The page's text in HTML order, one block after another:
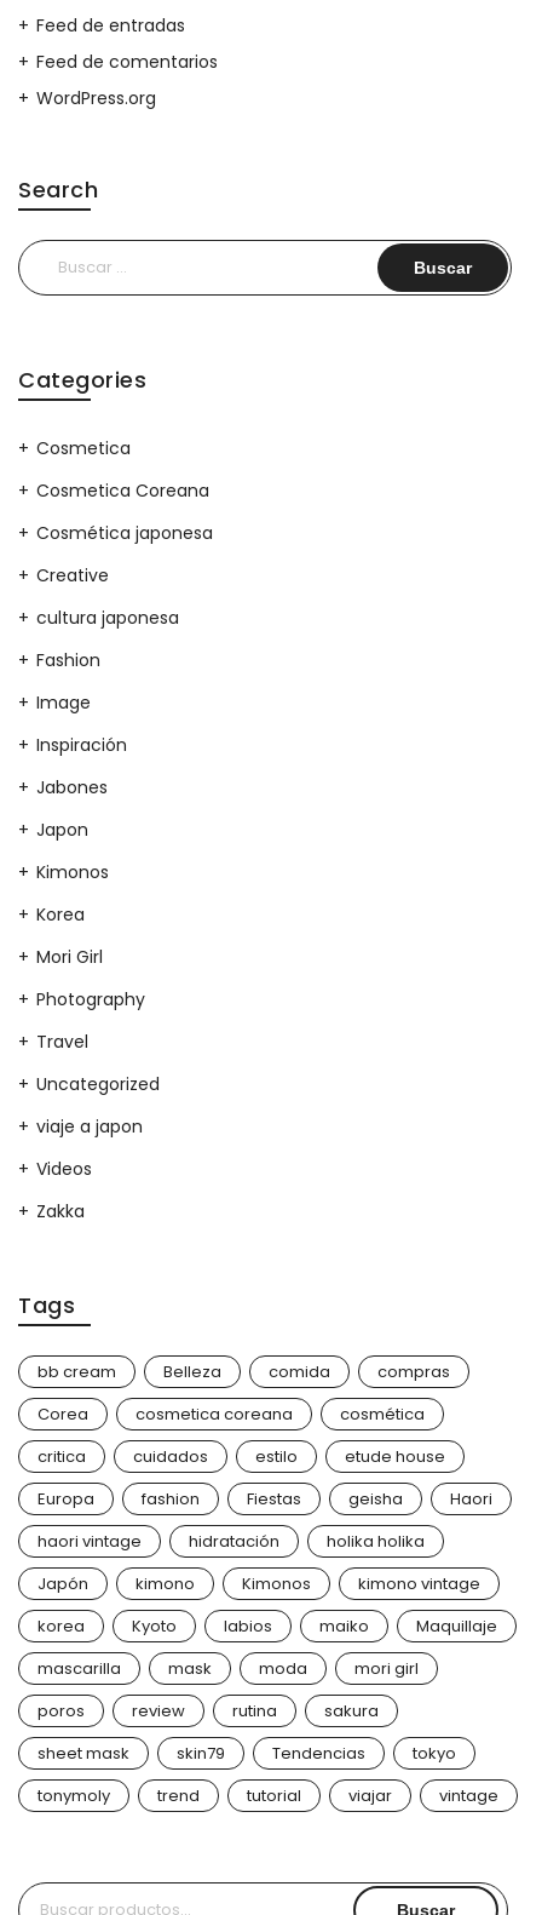
Feed de entradas
Feed de comentarios
WordPress.org
Search
Buscar:
Categories
Cosmetica
Cosmetica Coreana
Cosmética japonesa
Creative
cultura japonesa
Fashion
Image
Inspiración
Jabones
Japon
Kimonos
Korea
Mori Girl
Photography
Travel
Uncategorized
viaje a japon
Videos
Zakka
Tags
bb cream Belleza comida
compras
Corea
cosmetica coreana
cosmética
critica
cuidados estilo
etude house
Europa
fashion Fiestas geisha
Haori
haori vintage
hidratación
holika holika
Japón
kimono Kimonos
kimono vintage
korea
Kyoto labios maiko
Maquillaje
mascarilla
mask moda
mori girl
poros
review rutina
sakura
sheet mask
skin79 Tendencias
tokyo
tonymoly
trend tutorial viajar vintage
BuscarBuscar